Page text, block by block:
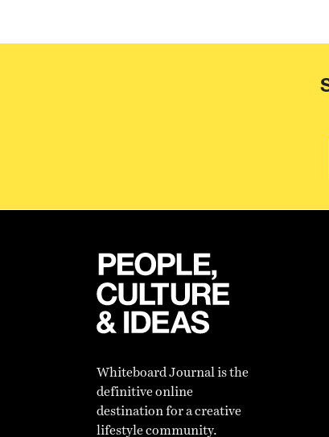
Whiteboard Journal is the
definitive online
destination for a creative
lifestyle community.